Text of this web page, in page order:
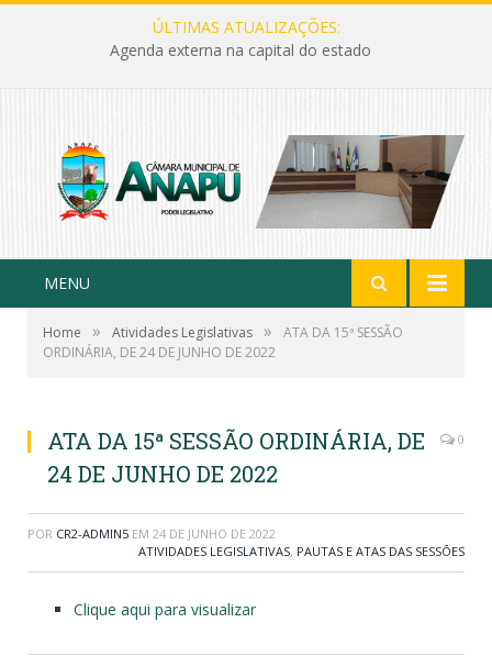
ÚLTIMAS ATUALIZAÇÕES:
Agenda externa na capital do estado
MENU
Home » Atividades Legislativas »
ATA DA 15ª SESSÃO
ORDINÁRIA, DE 24 DE JUNHO DE 2022
ATA DA 15ª SESSÃO ORDINÁRIA, DE
24 DE JUNHO DE 2022
0
POR CR2-ADMIN5 EM 24 DE JUNHO DE 2022
ATIVIDADES LEGISLATIVAS, PAUTAS E ATAS DAS SESSÕES
Clique aqui para visualizar